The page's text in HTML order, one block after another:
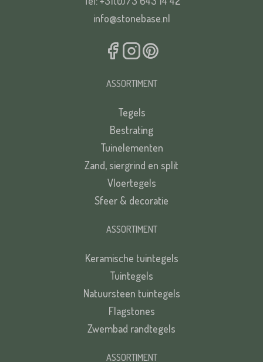
info@stonebase.nl
ASSORTIMENT
Tegels
Bestrating
Tuinelementen
Zand, siergrind en split
Vloertegels
Sfeer & decoratie
ASSORTIMENT
Keramische tuintegels
Tuintegels
Natuursteen tuintegels
Flagstones
Zwembad randtegels
ASSORTIMENT